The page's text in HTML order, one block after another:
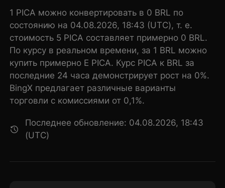
1 PICA можно конвертировать в 0 BRL по
состоянию на 04.08.2026, 18:43 (UTC), т. е.
стоимость 5 PICA составляет примерно 0 BRL.
По курсу в реальном времени, за 1 BRL можно
купить примерно E PICA. Курс PICA к BRL за
последние 24 часа демонстрирует рост на 0%.
BingX предлагает различные варианты
торговли с комиссиями от 0,1%.
Последнее обновление: 04.08.2026, 18:43
(UTC)